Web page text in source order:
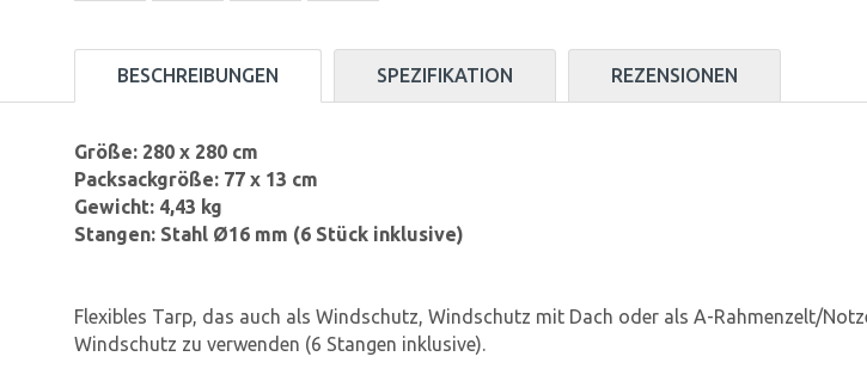
BESCHREIBUNGEN SPEZIFIKATION REZENSIONEN
Größe: 280 x 280 cm
Packsackgröße: 77 x 13 cm
Gewicht: 4,43 kg
Stangen: Stahl Ø16 mm (6 Stück inklusive)
Flexibles Tarp, das auch als Windschutz, Windschutz mit Dach oder als A-Rahmenzelt/
Windschutz zu verwenden (6 Stangen inklusive).